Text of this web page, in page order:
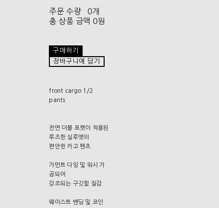
주문 수량
0개
총 상품 금액 0원
구매하기
장바구니에 담기
front cargo 1/2
pants
전면 더블 포켓이 적용된
루즈한 실루엣의
편안한 카고 팬츠.
가먼트 다잉 및 워시 가
공되어
강조되는 구깃함 질감.
웨이스트 밴딩 및 코인